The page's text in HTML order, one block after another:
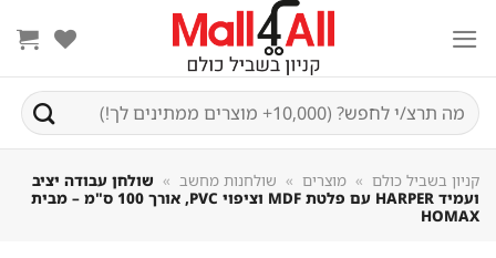
חיפוש
עבור:
קניון בשביל כולם מוצרים שולחנות מחשב
שולחן עבודה יציב
ועמיד HARPER עם פלטת MDF וציפוי PVC, אורך 100 ס"מ – מבית
HOMAX